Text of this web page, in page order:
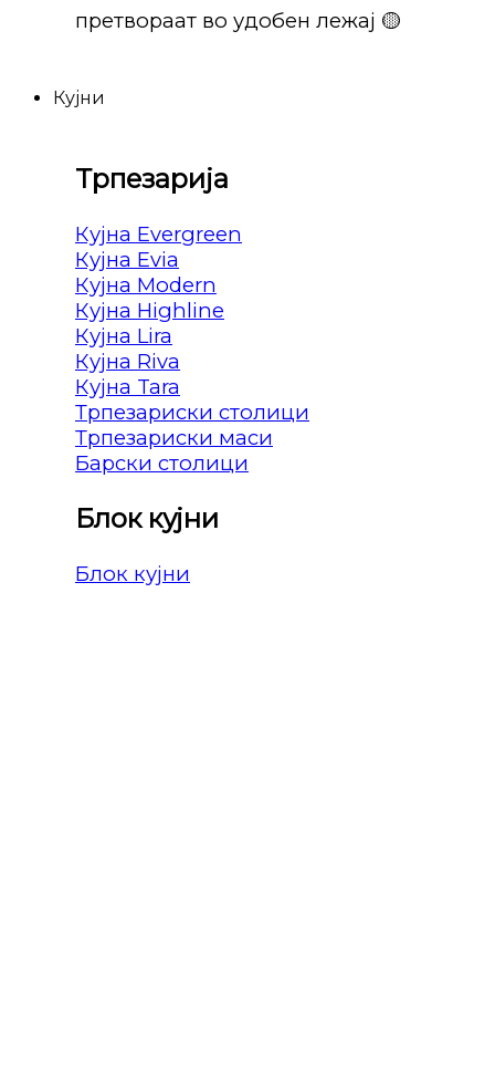
претвораат во удобен лежај 🟡
Кујни
Трпезарија
Кујна Evergreen
Кујна Evia
Кујна Modern
Кујна Highline
Кујна Lira
Кујна Riva
Кујна Tara
Трпезариски столици
Трпезариски маси
Барски столици
Блок кујни
Блок кујни